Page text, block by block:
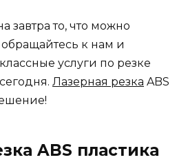
завтра то, что можно
обращайтесь к нам и
услуги по резке
Лазерная резка ABS
ABS пластика